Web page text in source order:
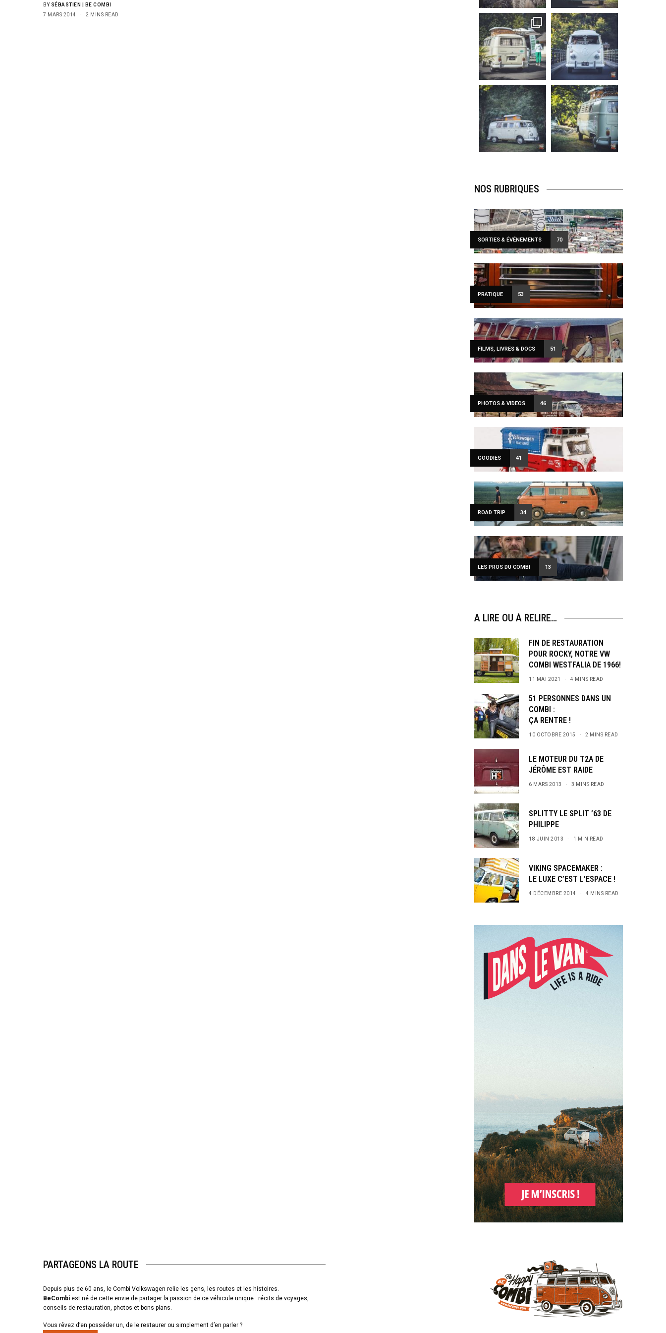
BY SÉBASTIEN | BE COMBI
7 MARS 2014
2 MINS READ
becombi
Sep 10
220
4
becombi
Août 10
177
becombi
Août 10
120
0
becombi
Août 10
108
0
NOS RUBRIQUES
SORTIES & ÉVÉNEMENTS 70
PRATIQUE 53
FILMS, LIVRES & DOCS 51
PHOTOS & VIDEOS 46
GOODIES 41
ROAD TRIP 34
LES PROS DU COMBI 13
A LIRE OU À RELIRE…
FIN DE RESTAURATION
POUR ROCKY, NOTRE VW
COMBI WESTFALIA DE 1966!
11 MAI 2021 4 MINS READ
51 PERSONNES DANS UN
COMBI :
ÇA RENTRE !
10 OCTOBRE 2015 2 MINS READ
LE MOTEUR DU T2A DE
JÉRÔME EST RAIDE
6 MARS 2013 3 MINS READ
SPLITTY LE SPLIT ’63 DE
PHILIPPE
18 JUIN 2013 1 MIN READ
VIKING SPACEMAKER :
LE LUXE C’EST L’ESPACE !
4 DÉCEMBRE 2014 4 MINS READ
PARTAGEONS LA ROUTE
Depuis plus de 60 ans, le Combi Volkswagen relie les gens, les routes et les histoires.
BeCombi est né de cette envie de partager la passion de ce véhicule unique : récits de voyages,
conseils de restauration, photos et bons plans.
Vous rêvez d’en posséder un, de le restaurer ou simplement d’en parler ?